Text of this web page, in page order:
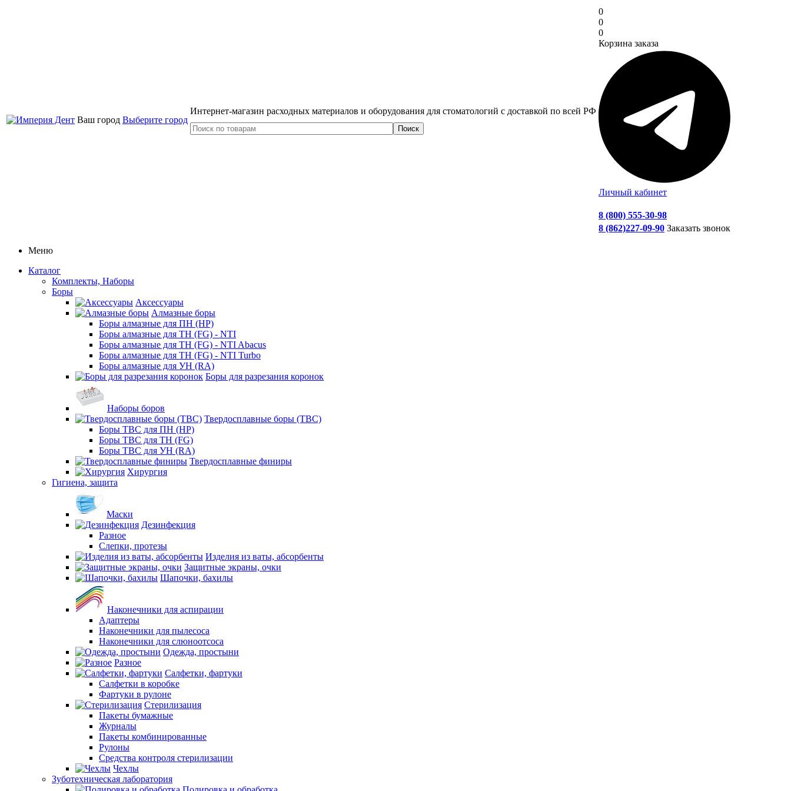
Ваш город Выберите город
Интернет-магазин расходных материалов и оборудования для стоматологий с доставкой по всей РФ
0
0
0
Корзина заказа
Личный кабинет
8 (800) 555-30-98
8 (862)227-09-90 Заказать звонок
Меню
Каталог
Комплекты, Наборы
Боры
Аксессуары
Алмазные боры
Боры алмазные для ПН (HP)
Боры алмазные для ТН (FG) - NTI
Боры алмазные для ТН (FG) - NTI Abacus
Боры алмазные для ТН (FG) - NTI Turbo
Боры алмазные для УН (RA)
Боры для разрезания коронок
Наборы боров
Твердосплавные боры (ТВС)
Боры ТВС для ПН (HP)
Боры ТВС для ТН (FG)
Боры ТВС для УН (RA)
Твердосплавные финиры
Хирургия
Гигиена, защита
Маски
Дезинфекция
Разное
Слепки, протезы
Изделия из ваты, абсорбенты
Защитные экраны, очки
Шапочки, бахилы
Наконечники для аспирации
Адаптеры
Наконечники для пылесоса
Наконечники для слюноотсоса
Одежда, простыни
Разное
Салфетки, фартуки
Салфетки в коробке
Фартуки в рулоне
Стерилизация
Пакеты бумажные
Журналы
Пакеты комбинированные
Рулоны
Средства контроля стерилизации
Чехлы
Зуботехническая лаборатория